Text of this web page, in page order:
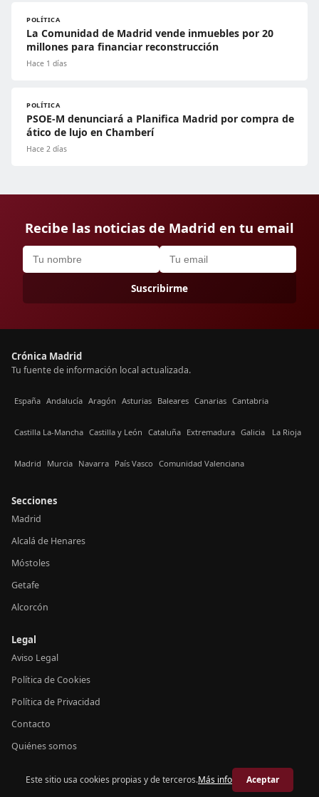
POLÍTICA
La Comunidad de Madrid vende inmuebles por 20
millones para financiar reconstrucción
Hace 1 días
POLÍTICA
PSOE-M denunciará a Planifica Madrid por compra de
ático de lujo en Chamberí
Hace 2 días
Recibe las noticias de Madrid en tu email
Suscribirme
Crónica Madrid
Tu fuente de información local actualizada.
España Andalucía Aragón Asturias Baleares Canarias Cantabria
Castilla La-Mancha Castilla y León Cataluña Extremadura Galicia La Rioja
Madrid Murcia Navarra País Vasco Comunidad Valenciana
Secciones
Madrid
Alcalá de Henares
Móstoles
Getafe
Alcorcón
Legal
Aviso Legal
Política de Cookies
Política de Privacidad
Contacto
Quiénes somos
© 2026 Crónica Madrid
Este sitio usa cookies propias y de terceros.Más info Aceptar